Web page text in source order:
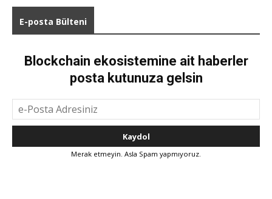
E-posta Bülteni
Blockchain ekosistemine ait haberler
posta kutunuza gelsin
Merak etmeyin. Asla Spam yapmıyoruz.